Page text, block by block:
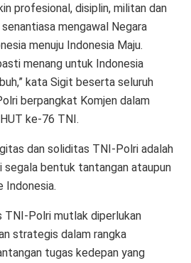
profesional, disiplin, militan dan
mengawal Negara
menuju Indonesia Maju.
menang untuk Indonesia
kata Sigit beserta seluruh
berpangkat Komjen dalam
ke-76 TNI.
dan soliditas TNI-Polri adalah
segala bentuk tantangan ataupun
Indonesia.
TNI-Polri mutlak diperlukan
strategis dalam rangka
tugas kedepan yang